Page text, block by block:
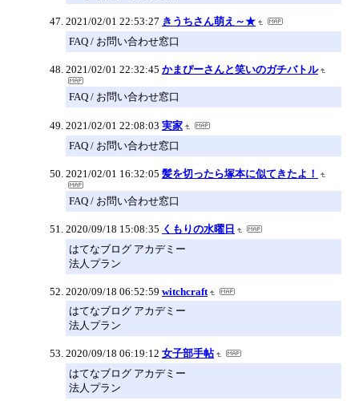
2021/02/01 22:53:27 きうちさん萌え～★
FAQ / お問い合わせ窓口
2021/02/01 22:32:45 かまぴーさんと笑いのガチバトル
FAQ / お問い合わせ窓口
2021/02/01 22:08:03 実家
FAQ / お問い合わせ窓口
2021/02/01 16:32:05 髪を切ったら塚本に似てきたよ！
FAQ / お問い合わせ窓口
2020/09/18 15:08:35 くもりの水曜日
はてなブログ アカデミー
法人プラン
2020/09/18 06:52:59 witchcraft
はてなブログ アカデミー
法人プラン
2020/09/18 06:19:12 女子部手帖
はてなブログ アカデミー
法人プラン